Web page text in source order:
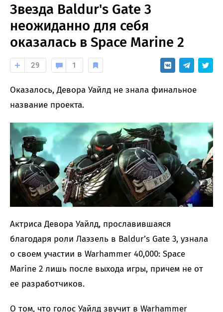
Звезда Baldur's Gate 3
неожиданно для себя
оказалась в Space Marine 2
29 1
Оказалось, Девора Уайлд не знала финальное
название проекта.
Актриса Девора Уайлд, прославившаяся
благодаря роли Лаэзель в Baldur’s Gate 3, узнала
о своем участии в Warhammer 40,000: Space
Marine 2 лишь после выхода игры, причем не от
ее разработчиков.
О том, что голос Уайлд звучит в Warhammer